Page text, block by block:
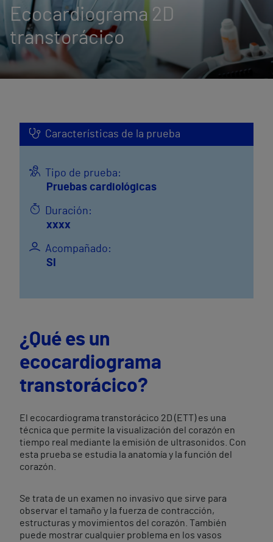
Ecocardiograma 2D
transtorácico
Características de la prueba
Tipo de prueba:
Pruebas cardiológicas
Duración:
xxxx
Acompañado:
SI
¿Qué es un
ecocardiograma
transtorácico?
El ecocardiograma transtorácico 2D (ETT) es una
técnica que permite la visualización del corazón en
tiempo real mediante la emisión de ultrasonidos. Con
esta prueba se estudia la anatomía y la función del
corazón.
Se trata de un examen no invasivo que sirve para
observar el tamaño y la fuerza de contracción,
estructuras y movimientos del corazón. También
puede mostrar cualquier problema en los vasos